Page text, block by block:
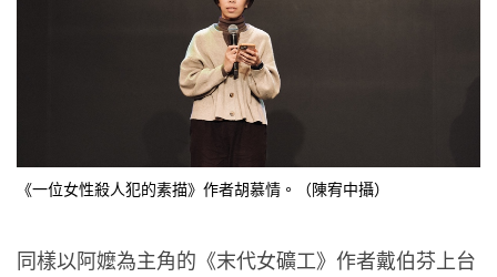
《一位女性殺人犯的素描》作者胡慕情。（陳宥中攝）
同樣以阿嬤為主角的《末代女礦工》作者戴伯芬上台